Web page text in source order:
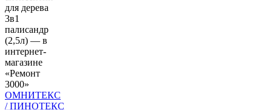
ОМНИТЕКС
/ ПИНОТЕКС